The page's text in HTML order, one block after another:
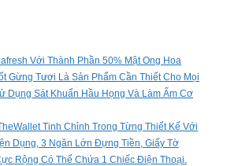
Với Thành Phần 50% Mật Ong Hoa
Gừng Tươi Là Sản Phẩm Cần Thiết Cho Mọi
Dụng Sát Khuẩn Hầu Họng Và Làm Ấm Cơ
Tinh Chỉnh Trong Từng Thiết Kế Với
Dụng, 3 Ngăn Lớn Đựng Tiền, Giấy Tờ
Rộng Có Thể Chứa 1 Chiếc Điện Thoại.